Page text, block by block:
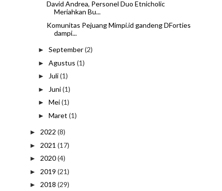
David Andrea, Personel Duo Etnicholic
Meriahkan Bu...
Komunitas Pejuang Mimpi.id gandeng DForties
dampi...
► September(2)
► Agustus (1)
► Juli(1)
► Juni(1)
► Mei(1)
► Maret (1)
► 2022 (8)
► 2021 (17)
► 2020(4)
► 2019 (21)
► 2018 (29)